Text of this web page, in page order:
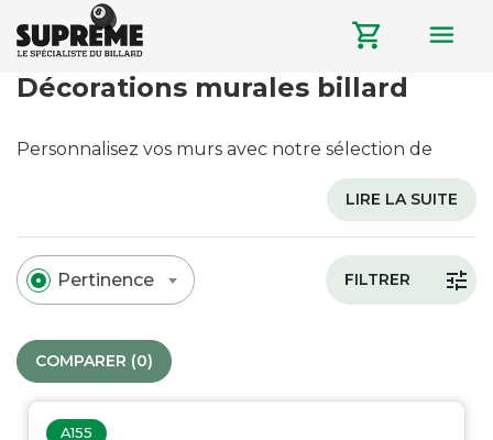
shopping_cart
menu
Décorations murales billard
Personnalisez vos murs avec notre sélection de
décorations murales comprenant des tableaux,
affiches, pendules et stickers s'inspirants du monde
LIRE LA SUITE
Pertinence FILTRER tune
COMPARER (0)‎
A155